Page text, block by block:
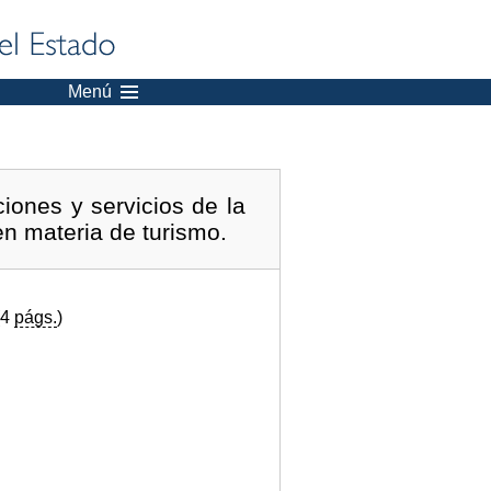
Menú
y servicios de la
materia de turismo.
págs.)